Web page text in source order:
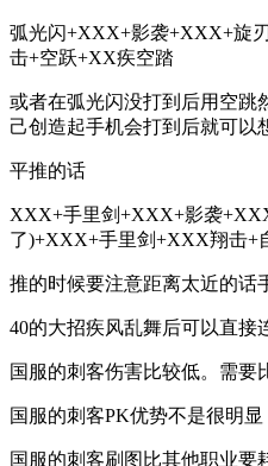
弧光闪+XXX+影袭+XXX+旋
击+空跃+XX疾空踏
或者在弧光闪没打到后用空
己创造起手机会打到后就可以
平推的话
XXX+手里剑+XXX+影袭
了)+XXX+手里剑+XXX翔击+
推的时候要注意距离太近的话
40的大招疾风乱舞后可以直接
国服的刺客伤害比较低。需要
国服的刺客PK优势不是很明
国服的刺客刷图比其他职业要